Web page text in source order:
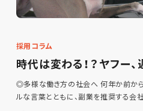
採用コラム
時代は変わる！？ヤフー
◎多様な働き方の社会へ 何年か前から
ルな言葉とともに、副業を推奨する会